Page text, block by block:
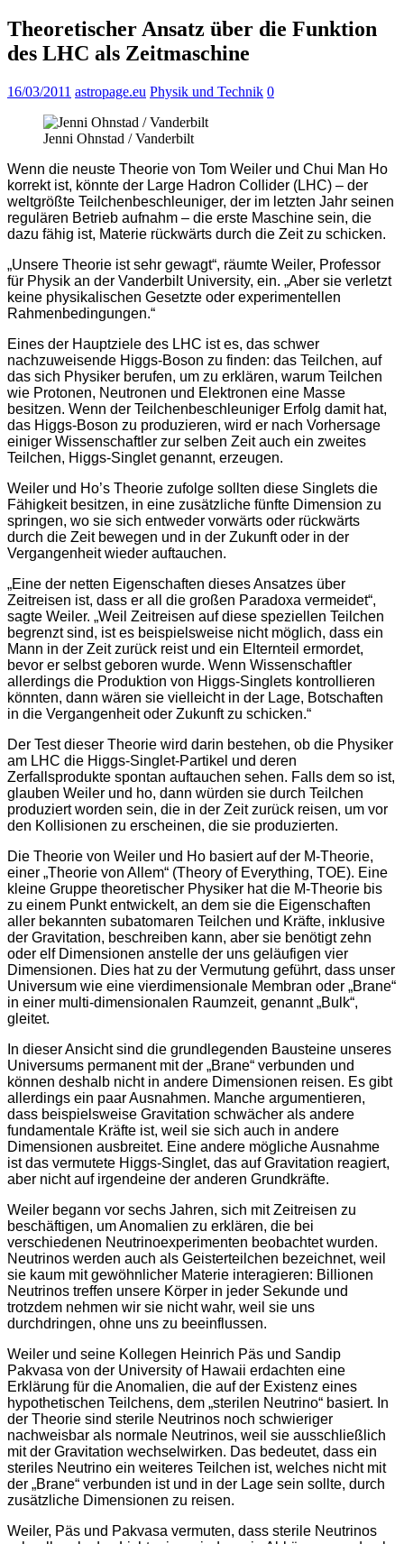
Theoretischer Ansatz über die Funktion
des LHC als Zeitmaschine
16/03/2011 astropage.eu Physik und Technik 0
Jenni Ohnstad / Vanderbilt
Wenn die neuste Theorie von Tom Weiler und Chui Man Ho
korrekt ist, könnte der Large Hadron Collider (LHC) – der
weltgrößte Teilchenbeschleuniger, der im letzten Jahr seinen
regulären Betrieb aufnahm – die erste Maschine sein, die
dazu fähig ist, Materie rückwärts durch die Zeit zu schicken.
„Unsere Theorie ist sehr gewagt“, räumte Weiler, Professor
für Physik an der Vanderbilt University, ein. „Aber sie verletzt
keine physikalischen Gesetzte oder experimentellen
Rahmenbedingungen.“
Eines der Hauptziele des LHC ist es, das schwer
nachzuweisende Higgs-Boson zu finden: das Teilchen, auf
das sich Physiker berufen, um zu erklären, warum Teilchen
wie Protonen, Neutronen und Elektronen eine Masse
besitzen. Wenn der Teilchenbeschleuniger Erfolg damit hat,
das Higgs-Boson zu produzieren, wird er nach Vorhersage
einiger Wissenschaftler zur selben Zeit auch ein zweites
Teilchen, Higgs-Singlet genannt, erzeugen.
Weiler und Ho’s Theorie zufolge sollten diese Singlets die
Fähigkeit besitzen, in eine zusätzliche fünfte Dimension zu
springen, wo sie sich entweder vorwärts oder rückwärts
durch die Zeit bewegen und in der Zukunft oder in der
Vergangenheit wieder auftauchen.
„Eine der netten Eigenschaften dieses Ansatzes über
Zeitreisen ist, dass er all die großen Paradoxa vermeidet“,
sagte Weiler. „Weil Zeitreisen auf diese speziellen Teilchen
begrenzt sind, ist es beispielsweise nicht möglich, dass ein
Mann in der Zeit zurück reist und ein Elternteil ermordet,
bevor er selbst geboren wurde. Wenn Wissenschaftler
allerdings die Produktion von Higgs-Singlets kontrollieren
könnten, dann wären sie vielleicht in der Lage, Botschaften
in die Vergangenheit oder Zukunft zu schicken.“
Der Test dieser Theorie wird darin bestehen, ob die Physiker
am LHC die Higgs-Singlet-Partikel und deren
Zerfallsprodukte spontan auftauchen sehen. Falls dem so ist,
glauben Weiler und ho, dann würden sie durch Teilchen
produziert worden sein, die in der Zeit zurück reisen, um vor
den Kollisionen zu erscheinen, die sie produzierten.
Die Theorie von Weiler und Ho basiert auf der M-Theorie,
einer „Theorie von Allem“ (Theory of Everything, TOE). Eine
kleine Gruppe theoretischer Physiker hat die M-Theorie bis
zu einem Punkt entwickelt, an dem sie die Eigenschaften
aller bekannten subatomaren Teilchen und Kräfte, inklusive
der Gravitation, beschreiben kann, aber sie benötigt zehn
oder elf Dimensionen anstelle der uns geläufigen vier
Dimensionen. Dies hat zu der Vermutung geführt, dass unser
Universum wie eine vierdimensionale Membran oder „Brane“
in einer multi-dimensionalen Raumzeit, genannt „Bulk“,
gleitet.
In dieser Ansicht sind die grundlegenden Bausteine unseres
Universums permanent mit der „Brane“ verbunden und
können deshalb nicht in andere Dimensionen reisen. Es gibt
allerdings ein paar Ausnahmen. Manche argumentieren,
dass beispielsweise Gravitation schwächer als andere
fundamentale Kräfte ist, weil sie sich auch in andere
Dimensionen ausbreitet. Eine andere mögliche Ausnahme
ist das vermutete Higgs-Singlet, das auf Gravitation reagiert,
aber nicht auf irgendeine der anderen Grundkräfte.
Weiler begann vor sechs Jahren, sich mit Zeitreisen zu
beschäftigen, um Anomalien zu erklären, die bei
verschiedenen Neutrinoexperimenten beobachtet wurden.
Neutrinos werden auch als Geisterteilchen bezeichnet, weil
sie kaum mit gewöhnlicher Materie interagieren: Billionen
Neutrinos treffen unsere Körper in jeder Sekunde und
trotzdem nehmen wir sie nicht wahr, weil sie uns
durchdringen, ohne uns zu beeinflussen.
Weiler und seine Kollegen Heinrich Päs und Sandip
Pakvasa von der University of Hawaii erdachten eine
Erklärung für die Anomalien, die auf der Existenz eines
hypothetischen Teilchens, dem „sterilen Neutrino“ basiert. In
der Theorie sind sterile Neutrinos noch schwieriger
nachweisbar als normale Neutrinos, weil sie ausschließlich
mit der Gravitation wechselwirken. Das bedeutet, dass ein
steriles Neutrino ein weiteres Teilchen ist, welches nicht mit
der „Brane“ verbunden ist und in der Lage sein sollte, durch
zusätzliche Dimensionen zu reisen.
Weiler, Päs und Pakvasa vermuten, dass sterile Neutrinos